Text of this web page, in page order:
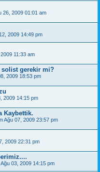
26, 2009 01:01 am
2009 14:49 pm
11:33 am
solist gerekir mi?
2009 18:53 pm
2009 14:15 pm
Kaybettik.
Ağu 07, 2009 23:57 pm
2009 22:31 pm
Ağu 03, 2009 14:15 pm